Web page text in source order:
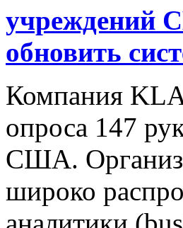
учреждений
обновить
Компания
опроса 147
США.
широко